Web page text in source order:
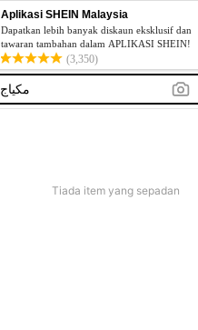
Aplikasi SHEIN Malaysia
Dapatkan lebih banyak diskaun eksklusif dan
tawaran tambahan dalam APLIKASI SHEIN!
(3,350)
sheglam makeup
sheglam
مكياج
Tiada item yang sepadan